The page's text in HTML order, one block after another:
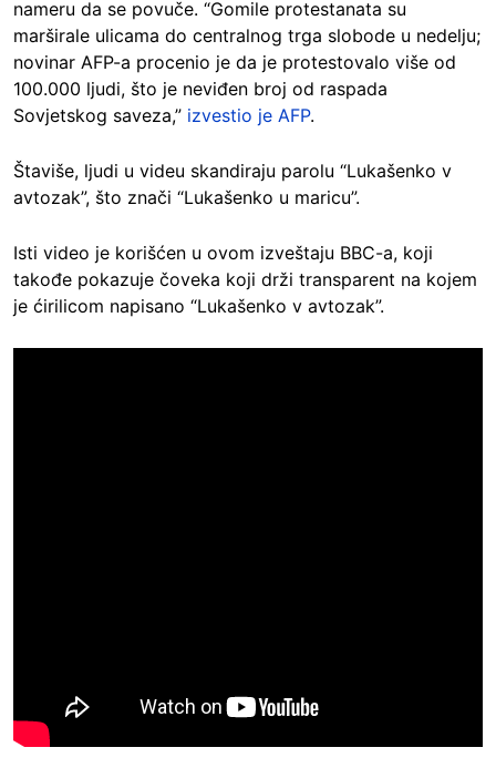
nameru da se povuče. “Gomile protestanata su
marširale ulicama do centralnog trga slobode u nedelju;
novinar AFP-a procenio je da je protestovalo više od
100.000 ljudi, što je neviđen broj od raspada
Sovjetskog saveza,” izvestio je AFP.
Štaviše, ljudi u videu skandiraju parolu “Lukašenko v
avtozak”, što znači “Lukašenko u maricu”.
Isti video je korišćen u ovom izveštaju BBC-a, koji
takođe pokazuje čoveka koji drži transparent na kojem
je ćirilicom napisano “Lukašenko v avtozak”.